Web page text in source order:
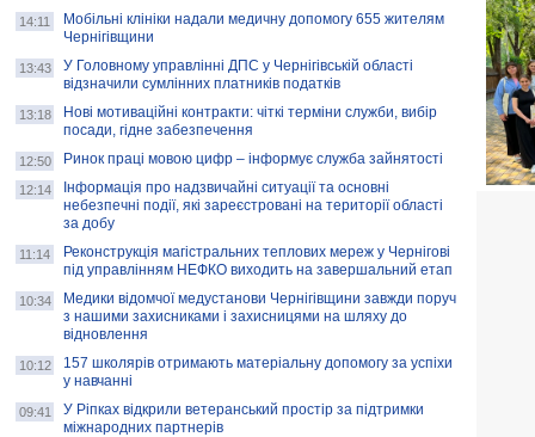
14:11
Мобільні клініки надали медичну допомогу 655 жителям
Чернігівщини
13:43
У Головному управлінні ДПС у Чернігівській області
відзначили сумлінних платників податків
13:18
Нові мотиваційні контракти: чіткі терміни служби, вибір
посади, гідне забезпечення
12:50 Ринок праці мовою цифр – інформує служба зайнятості
12:14
Інформація про надзвичайні ситуації та основні
небезпечні події, які зареєстровані на території області
за добу
11:14
Реконструкція магістральних теплових мереж у Чернігові
під управлінням НЕФКО виходить на завершальний етап
10:34
Медики відомчої медустанови Чернігівщини завжди поруч
з нашими захисниками і захисницями на шляху до
відновлення
10:12
157 школярів отримають матеріальну допомогу за успіхи
у навчанні
09:41
У Ріпках відкрили ветеранський простір за підтримки
міжнародних партнерів